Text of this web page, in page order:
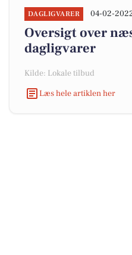
DAGLIGVARER 04-02-
Oversigt over
dagligvarer
Kilde: Lokale tilbud
Læs hele artiklen her